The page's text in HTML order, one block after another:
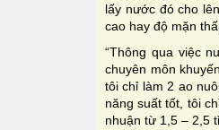
lấy nước đó cho
cao hay độ mặn
“Thông qua việc
chuyên môn
tôi chỉ làm 2 ao
năng suất tốt, tôi
nhuận từ 1,5 – 2,5